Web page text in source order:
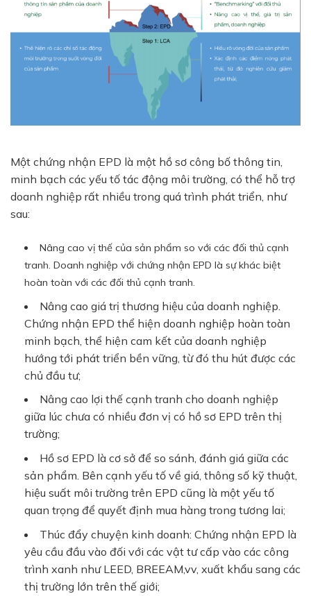
Một chứng nhận EPD là một hồ sơ công bố thông tin,
minh bạch các yếu tố tác động môi trường, có thể hỗ trợ
doanh nghiệp rất nhiều trong quá trình phát triển, như
sau:
Nâng cao vị thế của sản phẩm so với các đối thủ cạnh
tranh. Doanh nghiệp với chứng nhận EPD là sự khác biệt
hoàn toàn với các đối thủ cạnh tranh.
Nâng cao giá trị thương hiệu của doanh nghiệp.
Chứng nhận EPD thể hiện doanh nghiệp hoàn toàn
minh bạch, thể hiện cam kết của doanh nghiệp
hướng tới phát triển bền vững, từ đó thu hút được các
chủ đầu tư;
Nâng cao lợi thế cạnh tranh cho doanh nghiệp
giữa lúc chưa có nhiều đơn vị có hồ sơ EPD trên thị
trường;
Hồ sơ EPD là cơ sở để so sánh, đánh giá giữa các
sản phẩm. Bên cạnh yếu tố về giá, thông số kỹ thuật,
hiệu suất môi trường trên EPD cũng là một yếu tố
quan trọng để quyết định mua hàng trong tương lai;
Thúc đẩy chuyện kinh doanh: Chứng nhận EPD là
yêu cầu đầu vào đối với các vật tư cấp vào các công
trình xanh như LEED, BREEAM,vv, xuất khẩu sang các
thị trường lớn trên thế giới;